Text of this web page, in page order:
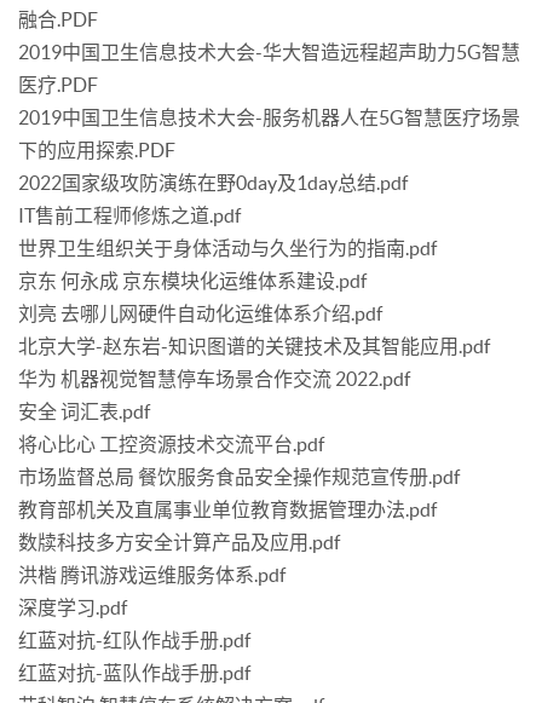
融合.PDF
2019中国卫生信息技术大会-华大智造远程超声助力5G智慧
医疗.PDF
2019中国卫生信息技术大会-服务机器人在5G智慧医疗场景
下的应用探索.PDF
2022国家级攻防演练在野0day及1day总结.pdf
IT售前工程师修炼之道.pdf
世界卫生组织关于身体活动与久坐行为的指南.pdf
京东 何永成 京东模块化运维体系建设.pdf
刘亮 去哪儿网硬件自动化运维体系介绍.pdf
北京大学-赵东岩-知识图谱的关键技术及其智能应用.pdf
华为 机器视觉智慧停车场景合作交流 2022.pdf
安全 词汇表.pdf
将心比心 工控资源技术交流平台.pdf
市场监督总局 餐饮服务食品安全操作规范宣传册.pdf
教育部机关及直属事业单位教育数据管理办法.pdf
数牍科技多方安全计算产品及应用.pdf
洪楷 腾讯游戏运维服务体系.pdf
深度学习.pdf
红蓝对抗-红队作战手册.pdf
红蓝对抗-蓝队作战手册.pdf